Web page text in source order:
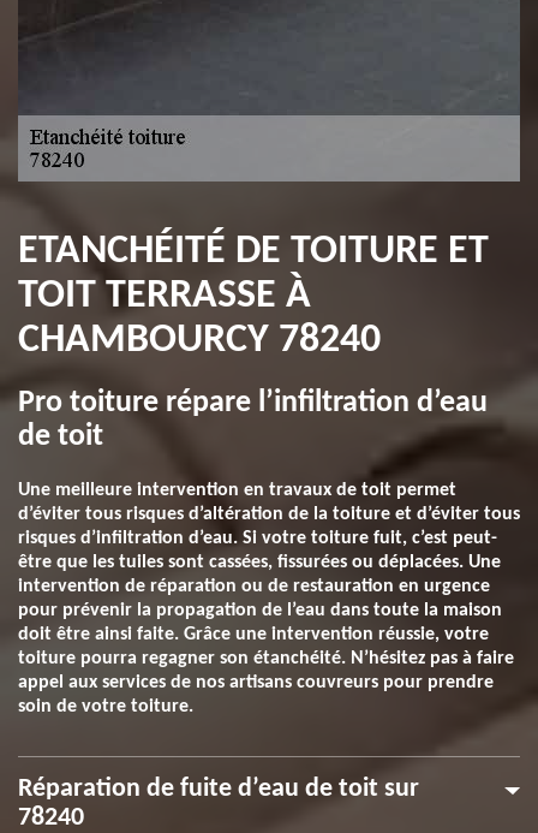
ETANCHÉITÉ DE TOITURE ET
TOIT TERRASSE À
CHAMBOURCY 78240
Pro toiture répare l’infiltration d’eau
de toit
Une meilleure intervention en travaux de toit permet
d’éviter tous risques d’altération de la toiture et d’éviter tous
risques d’infiltration d’eau. Si votre toiture fuit, c’est peut-
être que les tuiles sont cassées, fissurées ou déplacées. Une
intervention de réparation ou de restauration en urgence
pour prévenir la propagation de l’eau dans toute la maison
doit être ainsi faite. Grâce une intervention réussie, votre
toiture pourra regagner son étanchéité. N’hésitez pas à faire
appel aux services de nos artisans couvreurs pour prendre
soin de votre toiture.
Réparation de fuite d’eau de toit sur
78240